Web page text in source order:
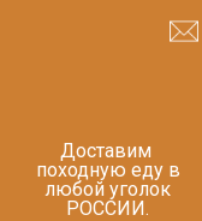
Доставим
походную еду в
любой уголок
РОССИИ.